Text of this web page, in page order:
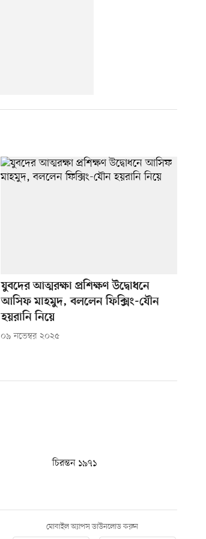
যুবদের আত্মরক্ষা প্রশিক্ষণ উদ্বোধনে
আসিফ মাহমুদ, বললেন ফিক্সিং-যৌন
হয়রানি নিয়ে
০৯ নভেম্বর ২০২৫
চিরন্তন ১৯৭১
মোবাইল অ্যাপস ডাউনলোড করুন